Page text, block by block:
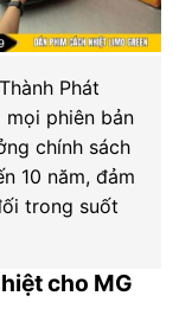
Phát
phiên bản
chính sách
10 năm, đảm
trong suốt
cho MG